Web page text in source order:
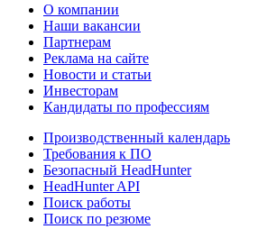
О компании
Наши вакансии
Партнерам
Реклама на сайте
Новости и статьи
Инвесторам
Кандидаты по профессиям
Производственный календарь
Требования к ПО
Безопасный HeadHunter
HeadHunter API
Поиск работы
Поиск по резюме